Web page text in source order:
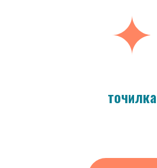
точилка